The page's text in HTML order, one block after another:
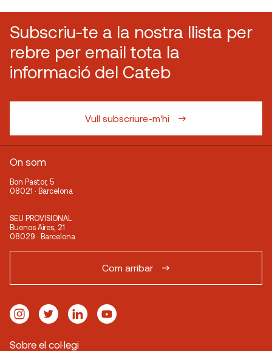
Subscriu-te a la nostra llista per
rebre per email tota la
informació del Cateb
Vull subscriure-m'hi
On som
Bon Pastor, 5
08021 · Barcelona
SEU PROVISIONAL
Buenos Aires, 21
08029 · Barcelona
Com arribar
Sobre el col·legi